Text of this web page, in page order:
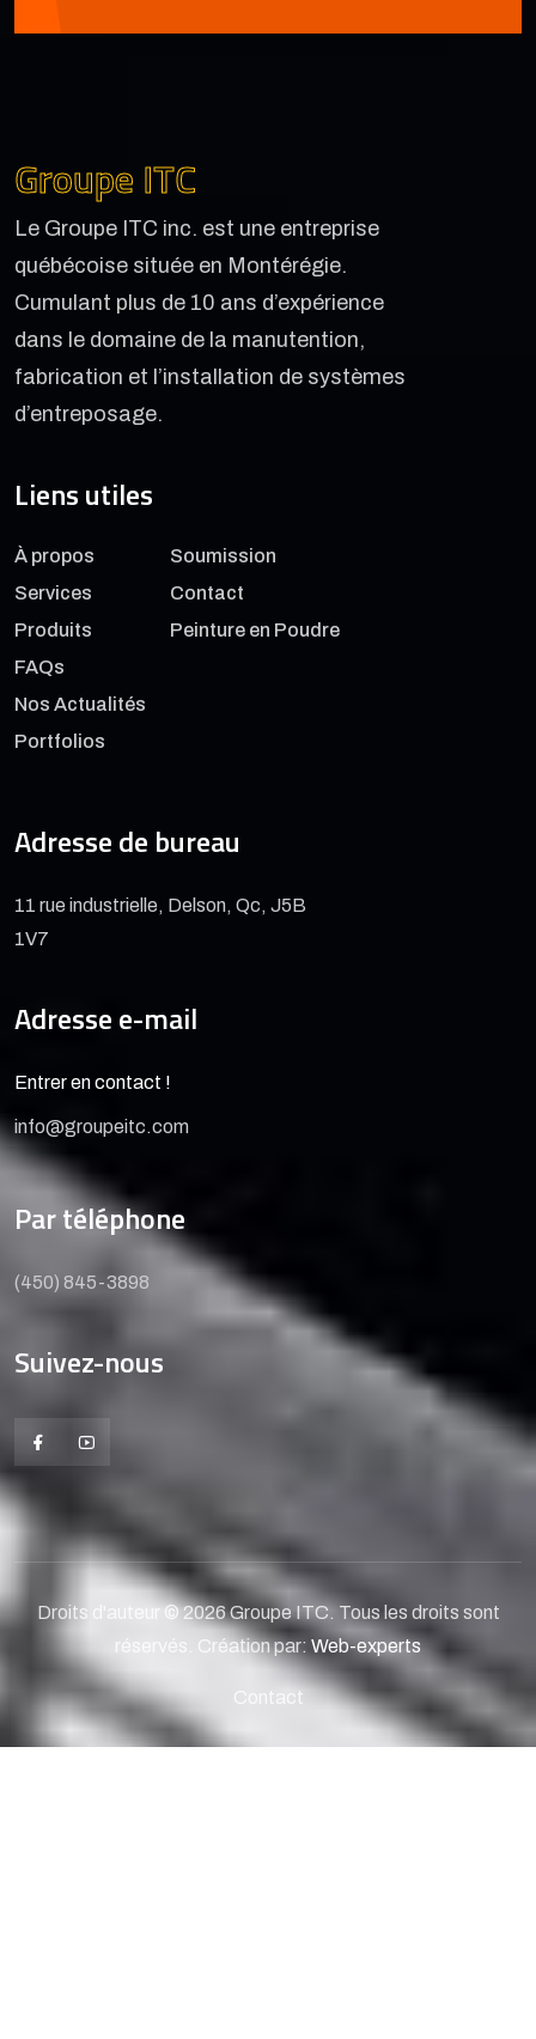
Groupe ITC
Le Groupe ITC inc. est une entreprise
québécoise située en Montérégie.
Cumulant plus de 10 ans d’expérience
dans le domaine de la manutention,
fabrication et l’installation de systèmes
d’entreposage.
Liens utiles
À propos
Services
Produits
FAQs
Nos Actualités
Portfolios
Soumission
Contact
Peinture en Poudre
Adresse de bureau
11 rue industrielle, Delson, Qc, J5B
1V7
Adresse e-mail
Entrer en contact !
info@groupeitc.com
Par téléphone
(450) 845-3898
Suivez-nous
Droits d'auteur © 2026 Groupe ITC. Tous les droits sont
réservés. Création par: Web-experts
Contact